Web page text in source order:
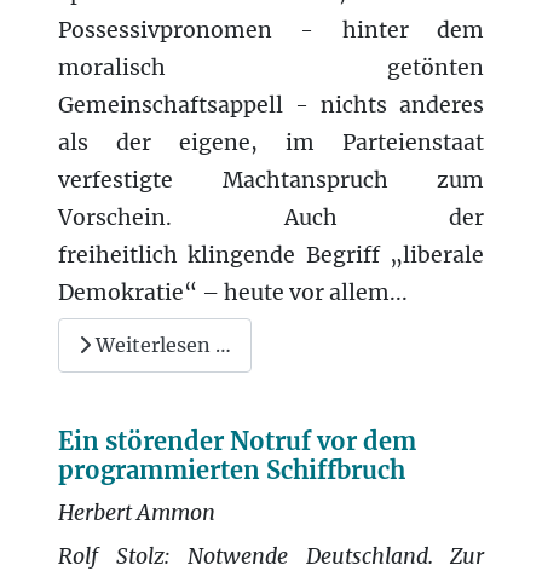
Possessivpronomen - hinter dem
moralisch getönten
Gemeinschaftsappell - nichts anderes
als der eigene, im Parteienstaat
verfestigte Machtanspruch zum
Vorschein. Auch der
freiheitlich klingende Begriff „liberale
Demokratie“ – heute vor allem...
Weiterlesen …
Ein störender Notruf vor dem
programmierten Schiffbruch
Herbert Ammon
Rolf Stolz: Notwende Deutschland. Zur